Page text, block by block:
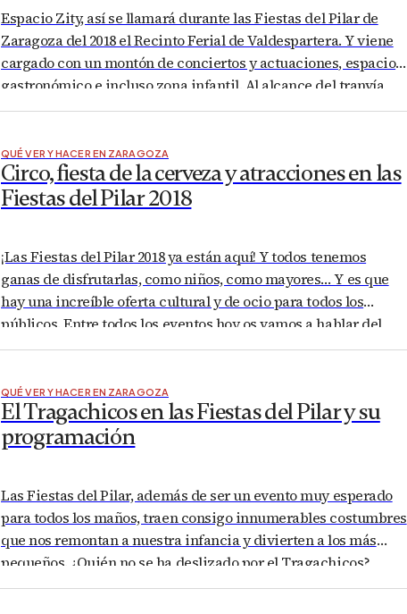
Espacio Zity, así se llamará durante las Fiestas del Pilar de
Zaragoza del 2018 el Recinto Ferial de Valdespartera. Y viene
cargado con un montón de conciertos y actuaciones, espacio
gastronómico e incluso zona infantil. Al alcance del tranvía
que funcionará a toda máquina durante las fiestas, os vamos a
QUÉ VER Y HACER EN ZARAGOZA
Circo, fiesta de la cerveza y atracciones en las
Fiestas del Pilar 2018
¡Las Fiestas del Pilar 2018 ya están aquí! Y todos tenemos
ganas de disfrutarlas, como niños, como mayores… Y es que
hay una increíble oferta cultural y de ocio para todos los
públicos. Entre todos los eventos hoy os vamos a hablar del
circo, fiesta de la cerveza y atracciones para estos pilares. ¿Te
QUÉ VER Y HACER EN ZARAGOZA
El Tragachicos en las Fiestas del Pilar y su
programación
Las Fiestas del Pilar, además de ser un evento muy esperado
para todos los maños, traen consigo innumerables costumbres
que nos remontan a nuestra infancia y divierten a los más
pequeños. ¿Quién no se ha deslizado por el Tragachicos?
También conocido como Tragantúa o Gargantúa, el